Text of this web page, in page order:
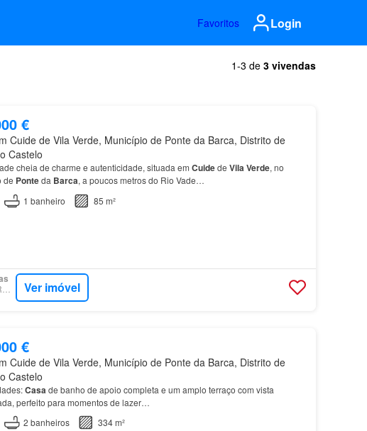
Favoritos Login
1-3 de 3 vivendas
€
Cuide de Vila Verde, Município de Ponte da Barca, Distrito de
Castelo
cheia de charme e autenticidade, situada em Cuidede VilaVerde, no
de Ponteda Barca, a poucos metros do Rio Vade…
1 banheiro 85 m²
PROPERSTAR Ver imóvel
€
Cuide de Vila Verde, Município de Ponte da Barca, Distrito de
Castelo
Casade banho de apoio completa e um amplo terraço com vista
perfeito para momentos de lazer…
2 banheiros
334 m²